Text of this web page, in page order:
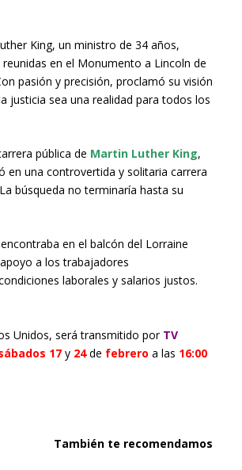
King, un ministro de 34 años,
en el Monumento a Lincoln de
pasión y precisión, proclamó su visión
justicia sea una realidad para todos los
pública de Martin Luther King,
en una controvertida y solitaria carrera
búsqueda no terminaría hasta su
en el balcón del Lorraine
a los trabajadores
laborales y salarios justos.
Unidos, será transmitido por TV
17 y 24de febrero a las 16:00
También te recomendamos